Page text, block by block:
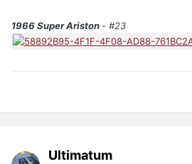
1966 Super Ariston - #23
Ultimatum